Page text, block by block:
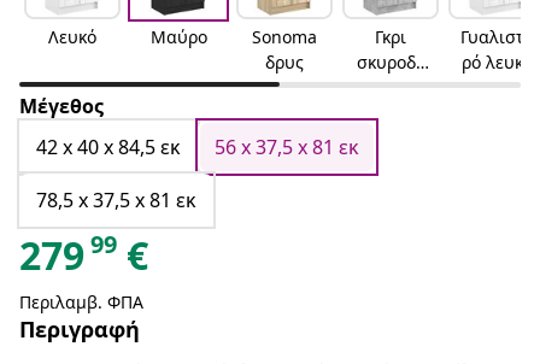
Λευκό Μαύρο
Sonoma
δρυς
Γκρι
σκυροδέ
ματος
Γυαλιστε
ρό λευκό
Μέγεθος
42 x 40 x 84,5 εκ
56 x 37,5 x 81 εκ
78,5 x 37,5 x 81 εκ
27999 €
Περιλαμβ. ΦΠΑ
Περιγραφή